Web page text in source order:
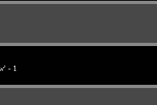
- 1